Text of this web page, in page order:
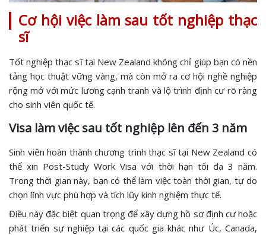
Cơ hội việc làm sau tốt nghiệp thạc
sĩ
Tốt nghiệp thạc sĩ tại New Zealand không chỉ giúp bạn có nền
tảng học thuật vững vàng, mà còn mở ra cơ hội nghề nghiệp
rộng mở với mức lương cạnh tranh và lộ trình định cư rõ ràng
cho sinh viên quốc tế.
Visa làm việc sau tốt nghiệp lên đến 3 năm
Sinh viên hoàn thành chương trình thạc sĩ tại New Zealand có
thể xin Post-Study Work Visa với thời hạn tối đa 3 năm.
Trong thời gian này, bạn có thể làm việc toàn thời gian, tự do
chọn lĩnh vực phù hợp và tích lũy kinh nghiệm thực tế.
Điều này đặc biệt quan trọng để xây dựng hồ sơ định cư hoặc
phát triển sự nghiệp tại các quốc gia khác như Úc, Canada,